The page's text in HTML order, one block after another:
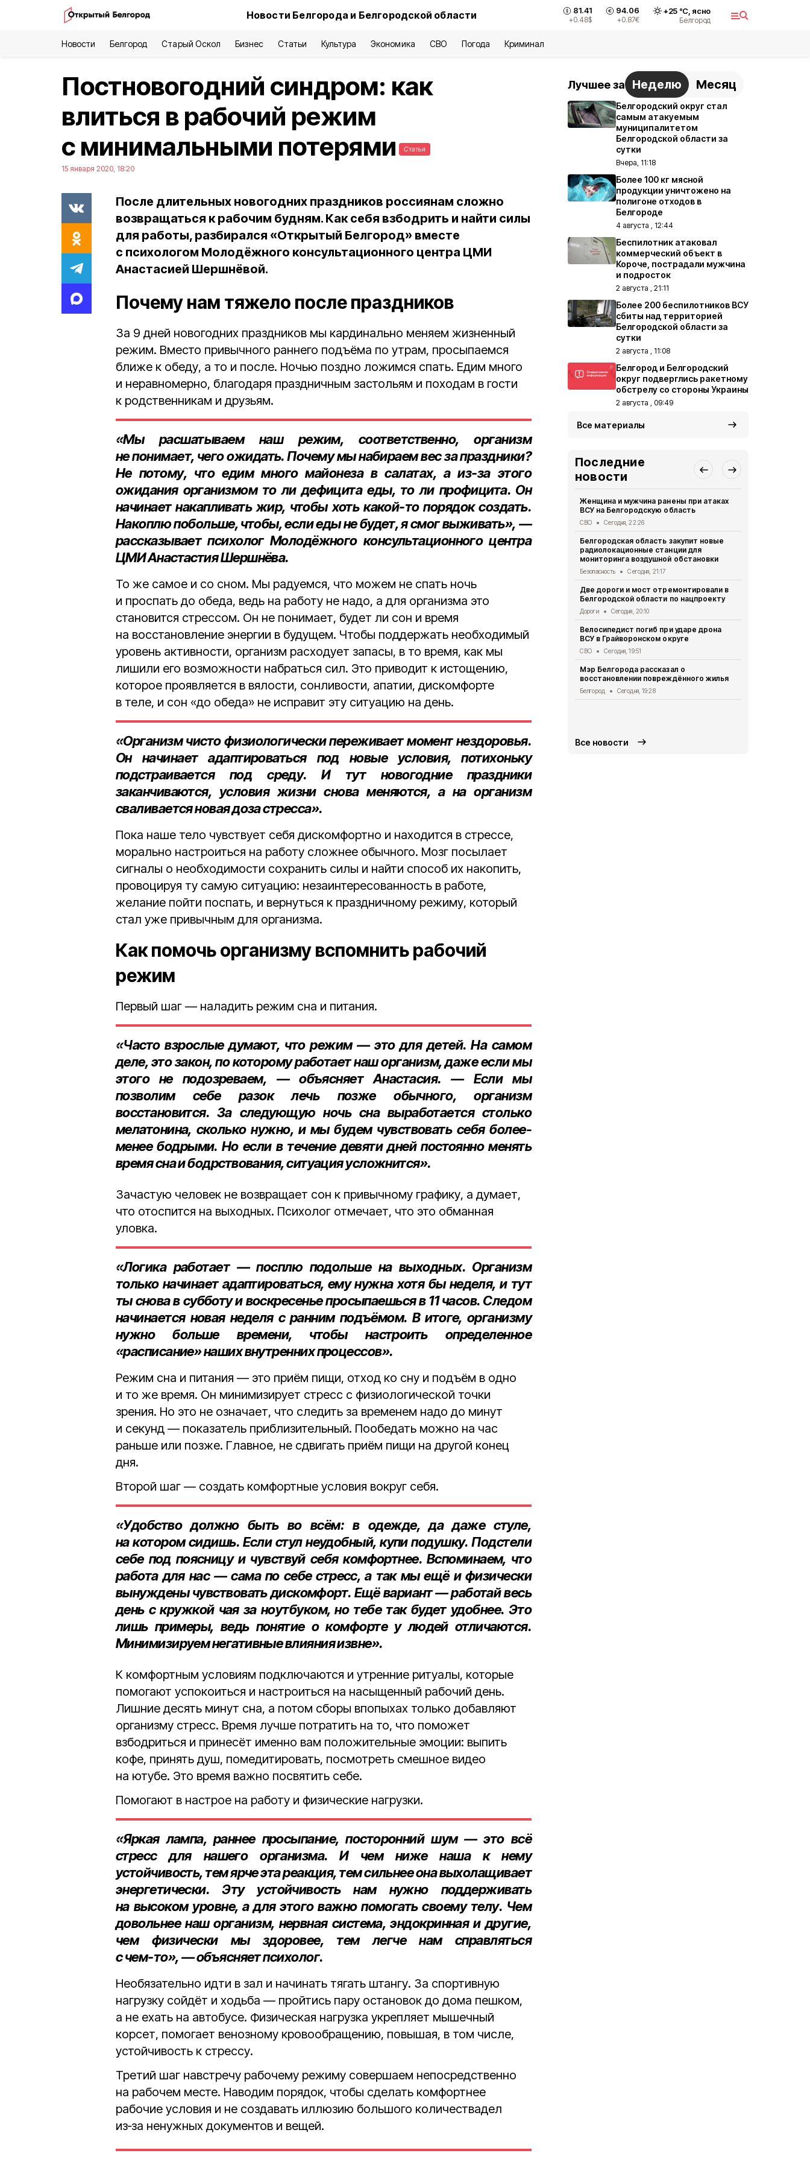
Новости Белгорода и Белгородской области 81.41
+0.48$
94.06
+0.87€
+25°С, ясно
Белгород
Новости Белгород Старый Оскол Бизнес Статьи Культура Экономика СВО Погода Криминал
Постновогодний синдром: как
влиться в рабочий режим
с минимальными потерями
Статья
15 января 2020, 18:20
После длительных новогодних праздников россиянам сложно
возвращаться к рабочим будням. Как себя взбодрить и найти силы
для работы, разбирался «Открытый Белгород» вместе
с психологом Молодёжного консультационного центра ЦМИ
Анастасией Шершнёвой.
Почему нам тяжело после праздников
За 9 дней новогодних праздников мы кардинально меняем жизненный
режим. Вместо привычного раннего подъёма по утрам, просыпаемся
ближе к обеду, а то и после. Ночью поздно ложимся спать. Едим много
и неравномерно, благодаря праздничным застольям и походам в гости
к родственникам и друзьям.
«Мы расшатываем наш режим, соответственно, организм
не понимает, чего ожидать. Почему мы набираем вес за праздники?
Не потому, что едим много майонеза в салатах, а из‑за этого
ожидания организмом то ли дефицита еды, то ли профицита. Он
начинает накапливать жир, чтобы хоть какой‑то порядок создать.
Накоплю побольше, чтобы, если еды не будет, я смог выживать», —
рассказываетпсихолог Молодёжного консультационного центра
ЦМИ Анастастия Шершнёва.
То же самое и со сном. Мы радуемся, что можем не спать ночь
и проспать до обеда, ведь на работу не надо, а для организма это
становится стрессом. Он не понимает, будет ли сон и время
на восстановление энергии в будущем. Чтобы поддержать необходимый
уровень активности, организм расходует запасы, в то время, как мы
лишили его возможности набраться сил. Это приводит к истощению,
которое проявляется в вялости, сонливости, апатии, дискомфорте
в теле, и сон «до обеда» не исправит эту ситуацию на день.
«Организм чисто физиологически переживает момент нездоровья.
Он начинает адаптироваться под новые условия, потихоньку
подстраивается под среду. И тут новогодние праздники
заканчиваются, условия жизни снова меняются, а на организм
сваливается новая доза стресса».
Пока наше тело чувствует себя дискомфортно и находится в стрессе,
морально настроиться на работу сложнее обычного. Мозг посылает
сигналы о необходимости сохранить силы и найти способ их накопить,
провоцируя ту самую ситуацию: незаинтересованность в работе,
желание пойти поспать, и вернуться к праздничному режиму, который
стал уже привычным для организма.
Как помочь организму вспомнить рабочий
режим
Первый шаг — наладить режим сна и питания.
«Часто взрослые думают, что режим — это для детей. На самом
деле, это закон, по которому работает наш организм, даже если мы
этого не подозреваем, — объясняет Анастасия. — Если мы
позволим себе разок лечь позже обычного, организм
восстановится. За следующую ночь сна выработается столько
мелатонина, сколько нужно, и мы будем чувствовать себя более-
менее бодрыми. Но если в течение девяти дней постоянно менять
время сна и бодрствования, ситуация усложнится».
Зачастую человек не возвращает сон к привычному графику, а думает,
что отоспится на выходных. Психолог отмечает, что это обманная
уловка.
«Логика работает — посплю подольше на выходных. Организм
только начинает адаптироваться, ему нужна хотя бы неделя, и тут
ты снова в субботу и воскресенье просыпаешься в 11 часов. Следом
начинается новая неделя с ранним подъёмом. В итоге, организму
нужно больше времени, чтобы настроить определенное
«расписание» наших внутренних процессов».
Режим сна и питания — это приём пищи, отход ко сну и подъём в одно
и то же время. Он минимизирует стресс с физиологической точки
зрения. Но это не означает, что следить за временем надо до минут
и секунд — показатель приблизительный. Пообедать можно на час
раньше или позже. Главное, не сдвигать приём пищи на другой конец
дня.
Второй шаг — создать комфортные условия вокруг себя.
«Удобство должно быть во всём: в одежде, да даже стуле,
на котором сидишь. Если стул неудобный, купи подушку. Подстели
себе под поясницу и чувствуй себя комфортнее. Вспоминаем, что
работа для нас — сама по себе стресс, а так мы ещё и физически
вынуждены чувствовать дискомфорт. Ещё вариант — работай весь
день с кружкой чая за ноутбуком, но тебе так будет удобнее. Это
лишь примеры, ведь понятие о комфорте у людей отличаются.
Минимизируем негативные влияния извне».
К комфортным условиям подключаются и утренние ритуалы, которые
помогают успокоиться и настроиться на насыщенный рабочий день.
Лишние десять минут сна, а потом сборы впопыхах только добавляют
организму стресс. Время лучше потратить на то, что поможет
взбодриться и принесёт именно вам положительные эмоции: выпить
кофе, принять душ, помедитировать, посмотреть смешное видео
на ютубе. Это время важно посвятить себе.
Помогают в настрое на работу и физические нагрузки.
«Яркая лампа, раннее просыпание, посторонний шум — это всё
стресс для нашего организма. И чем ниже наша к нему
устойчивость, тем ярче эта реакция, тем сильнее она выхолащивает
энергетически. Эту устойчивость нам нужно поддерживать
на высоком уровне, а для этого важно помогать своему телу. Чем
довольнее наш организм, нервная система, эндокринная и другие,
чем физически мы здоровее, тем легче нам справляться
с чем‑то», — объясняет психолог.
Необязательно идти в зал и начинать тягать штангу. За спортивную
нагрузку сойдёт и ходьба — пройтись пару остановок до дома пешком,
а не ехать на автобусе. Физическая нагрузка укрепляет мышечный
корсет, помогает венозному кровообращению, повышая, в том числе,
устойчивость к стрессу.
Третий шаг навстречу рабочему режиму совершаем непосредственно
на рабочем месте. Наводим порядок, чтобы сделать комфортнее
рабочие условия и не создавать иллюзию большого количествадел
из‑за ненужных документов и вещей.
Лучшее за Неделю Месяц
Белгородский округ стал
самым атакуемым
муниципалитетом
Белгородской области за
сутки
Вчера, 11:18
Более 100 кг мясной
продукции уничтожено на
полигоне отходов в
Белгороде
4 августа , 12:44
Беспилотник атаковал
коммерческий объект в
Короче, пострадали мужчина
и подросток
2 августа , 21:11
Более 200 беспилотников ВСУ
сбиты над территорией
Белгородской области за
сутки
2 августа , 11:08
Белгород и Белгородский
округ подверглись ракетному
обстрелу со стороны Украины
2 августа , 09:49
Все материалы
Последние
новости
Женщина и мужчина ранены при атаках
ВСУ на Белгородскую область
СВО Сегодня, 22:26
Белгородская область закупит новые
радиолокационные станции для
мониторинга воздушной обстановки
Безопасность Сегодня, 21:17
Две дороги и мост отремонтировали в
Белгородской области по нацпроекту
Дороги Сегодня, 20:10
Велосипедист погиб при ударе дрона
ВСУ в Грайворонском округе
СВО Сегодня, 19:51
Мэр Белгорода рассказал о
восстановлении повреждённого жилья
Белгород Сегодня, 19:28
Все новости